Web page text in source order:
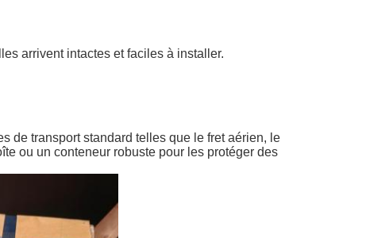
arrivent intactes et faciles à installer.
de transport standard telles que le fret aérien, le
ou un conteneur robuste pour les protéger des